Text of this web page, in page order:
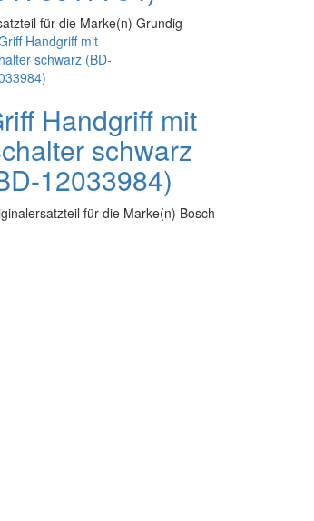
für die Marke(n) Grundig
Handgriff mit
schwarz
12033984)
für die Marke(n) Bosch